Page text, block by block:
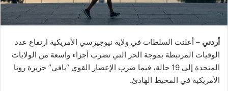
أردني – أعلنت السلطات في ولاية نيوجيرسي الأمريكية ارتفاع عدد
الوفيات المرتبطة بموجة الحر التي تضرب أجزاء واسعة من الولايات
المتحدة إلى 19 حالة، فيما ضرب الإعصار القوي “بافي” جزيرة روتا
الأمريكية في المحيط الهادئ.